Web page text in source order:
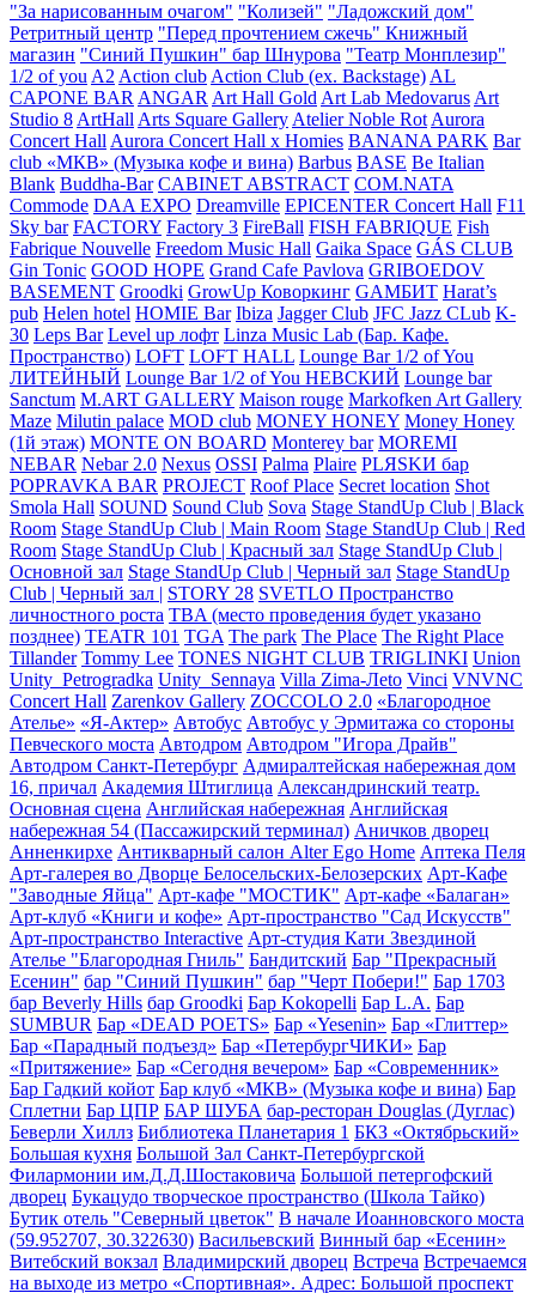
"За нарисованным очагом" "Колизей" "Ладожский дом"
Ретритный центр "Перед прочтением сжечь" Книжный
магазин "Синий Пушкин" бар Шнурова "Театр Монплезир"
1/2 of you A2 Action club Action Club (ex. Backstage) AL
CAPONE BAR ANGAR Art Hall Gold Art Lab Medovarus Art
Studio 8 ArtHall Arts Square Gallery Atelier Noble Rot Aurora
Concert Hall Aurora Concert Hall x Homies BANANA PARK Bar
club «МКВ» (Музыка кофе и вина) Barbus BASE Be Italian
Blank Buddha-Bar CABINET ABSTRACT COM.NATA
Commode DAA EXPO Dreamville EPICENTER Concert Hall F11
Sky bar FACTORY Factory 3 FireBall FISH FABRIQUE Fish
Fabrique Nouvelle Freedom Music Hall Gaika Space GÁS CLUB
Gin Tonic GOOD HOPE Grand Cafe Pavlova GRIBOEDOV
BASEMENT Groodki GrowUp Коворкинг GАМБИТ Harat’s
pub Helen hotel HOMIE Bar Ibiza Jagger Club JFC Jazz CLub K-
30 Leps Bar Level up лофт Linza Music Lab (Бар. Кафе.
Пространство) LOFT LOFT HALL Lounge Bar 1/2 of You
ЛИТЕЙНЫЙ Lounge Bar 1/2 of You НЕВСКИЙ Lounge bar
Sanctum M.ART GALLERY Maison rouge Markofken Art Gallery
Maze Milutin palace MOD club MONEY HONEY Money Honey
(1й этаж) MONTE ON BOARD Monterey bar MOREMI
NEBAR Nebar 2.0 Nexus OSSI Palma Plaire PLЯSKИ бар
POPRAVKA BAR PROJECT Roof Place Secret location Shot
Smola Hall SOUND Sound Club Sova Stage StandUp Club | Black
Room Stage StandUp Club | Main Room Stage StandUp Club | Red
Room Stage StandUp Club | Красный зал Stage StandUp Club |
Основной зал Stage StandUp Club | Черный зал Stage StandUp
Club | Черный зал | STORY 28 SVETLO Пространство
личностного роста TBA (место проведения будет указано
позднее) TEATR 101 TGA The park The Place The Right Place
Tillander Tommy Lee TONES NIGHT CLUB TRIGLINKI Union
Unity_Petrogradka Unity_Sennaya Villa Zima-Лeto Vinci VNVNC
Concert Hall Zarenkov Gallery ZOCCOLO 2.0 «Благородное
Ателье» «Я-Актер» Автобус Автобус у Эрмитажа со стороны
Певческого моста Автодром Автодром "Игора Драйв"
Автодром Санкт-Петербург Адмиралтейская набережная дом
16, причал Академия Штиглица Александринский театр.
Основная сцена Английская набережная Английская
набережная 54 (Пассажирский терминал) Аничков дворец
Анненкирхе Антикварный салон Alter Ego Home Аптека Пеля
Арт-галерея во Дворце Белосельских-Белозерских Арт-Кафе
"Заводные Яйца" Арт-кафе "МОСТИК" Арт-кафе «Балаган»
Арт-клуб «Книги и кофе» Арт-пространство "Сад Искусств"
Арт-пространство Interactive Арт-студия Кати Звездиной
Ателье "Благородная Гниль" Бандитский Бар "Прекрасный
Есенин" бар "Синий Пушкин" бар "Черт Побери!" Бар 1703
бар Beverly Hills бар Groodki Бар Kokopelli Бар L.A. Бар
SUMBUR Бар «DEAD POETS» Бар «Yesenin» Бар «Глиттер»
Бар «Парадный подъезд» Бар «ПетербургЧИКИ» Бар
«Притяжение» Бар «Сегодня вечером» Бар «Современник»
Бар Гадкий койот Бар клуб «МКВ» (Музыка кофе и вина) Бар
Сплетни Бар ЦПР БАР ШУБА бар-ресторан Douglas (Дуглас)
Беверли Хиллз Библиотека Планетария 1 БКЗ «Октябрьский»
Большая кухня Большой Зал Санкт-Петербургской
Филармонии им.Д.Д.Шостаковича Большой петергофский
дворец Букацудо творческое пространство (Школа Тайко)
Бутик отель "Северный цветок" В начале Иоанновского моста
(59.952707, 30.322630) Васильевский Винный бар «Есенин»
Витебский вокзал Владимирский дворец Встреча Встречаемся
на выходе из метро «Спортивная». Адрес: Большой проспект